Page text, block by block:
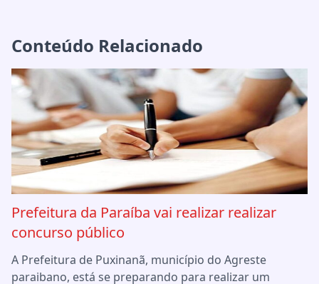
Conteúdo Relacionado
Prefeitura da Paraíba vai realizar realizar
concurso público
A Prefeitura de Puxinanã, município do Agreste
paraibano, está se preparando para realizar um